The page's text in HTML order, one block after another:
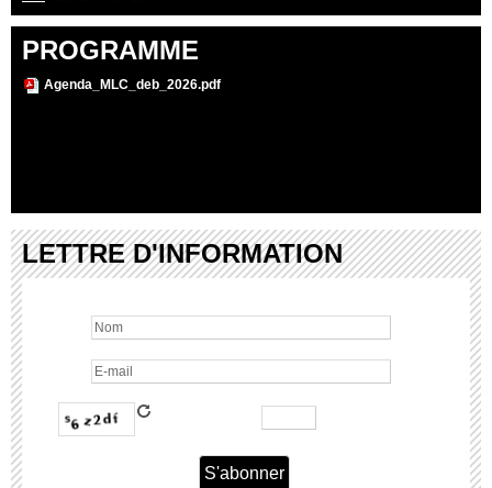
PROGRAMME
Agenda_MLC_deb_2026.pdf
LETTRE D'INFORMATION